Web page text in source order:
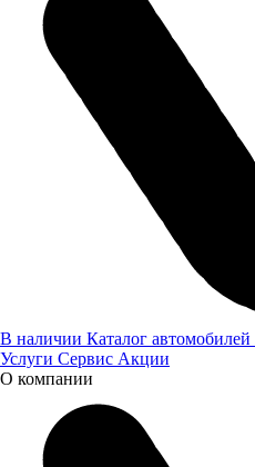
В наличии Каталог автомобилей
Услуги Сервис Акции
О компании